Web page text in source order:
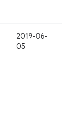
2019-06-
05